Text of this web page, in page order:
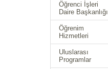
Öğrenci İşleri
Daire Başkanlığı
Öğrenim
Hizmetleri
Uluslarası
Programlar